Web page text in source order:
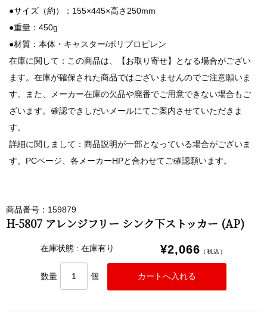
●サイズ（約）：155×445×高さ250mm
●重量：450g
●材質：本体・キャスター/ポリプロピレン
在庫に関して：この商品は、【お取り寄せ】となる場合がござい
ます。在庫が確保された商品ではございませんのでご注意願いま
す。また、メーカー在庫の欠品や廃番でご用意できない場合もご
ざいます。確認できしだいメールにてご案内させていただきま
す。
詳細に関しまして：商品説明が一部となっている場合がございま
す。PCページ、各メーカーHPと合わせてご確認願います。
商品番号：159879
H-5807 アレンジフリー シンク下ストッカー (AP)
在庫状態 : 在庫有り ¥2,066 （税込）
数量 個